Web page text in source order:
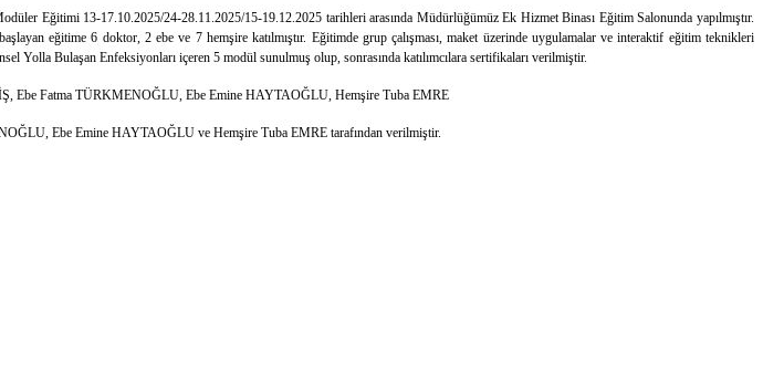
Eğitimi 13-17.10.2025/24-28.11.2025/15-19.12.2025 tarihleri arasında Müdürlüğümüz Ek Hizmet Binası Eğitim Salonunda yapılmıştır.
eğitime 6 doktor, 2 ebe ve 7 hemşire katılmıştır. Eğitimde grup çalışması, maket üzerinde uygulamalar ve interaktif eğitim teknikleri
Yolla Bulaşan Enfeksiyonları içeren 5 modül sunulmuş olup, sonrasında katılımcılara sertifikaları verilmiştir.
Fatma TÜRKMENOĞLU, Ebe Emine HAYTAOĞLU, Hemşire Tuba EMRE
Ebe Emine HAYTAOĞLU ve Hemşire Tuba EMRE tarafından verilmiştir.